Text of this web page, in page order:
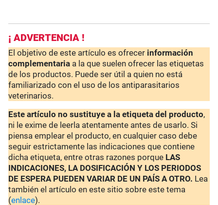
¡ ADVERTENCIA !
El objetivo de este artículo es ofrecer información
complementaria a la que suelen ofrecer las etiquetas
de los productos. Puede ser útil a quien no está
familiarizado con el uso de los antiparasitarios
veterinarios.
Este artículo no sustituye a la etiqueta del producto,
ni le exime de leerla atentamente antes de usarlo. Si
piensa emplear el producto, en cualquier caso debe
seguir estrictamente las indicaciones que contiene
dicha etiqueta, entre otras razones porque LAS
INDICACIONES, LA DOSIFICACIÓN Y LOS PERIODOS
DE ESPERA PUEDEN VARIAR DE UN PAÍS A OTRO. Lea
también el artículo en este sitio sobre este tema
(enlace).